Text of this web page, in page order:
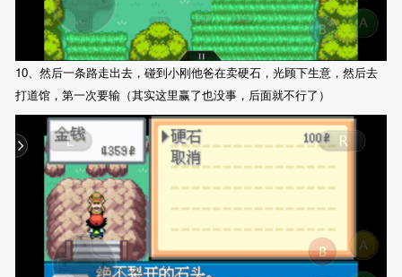
10、然后一条路走出去，碰到小刚他爸在卖硬石，光顾下生意，然后去
打道馆，第一次要输（其实这里赢了也没事，后面就不行了）